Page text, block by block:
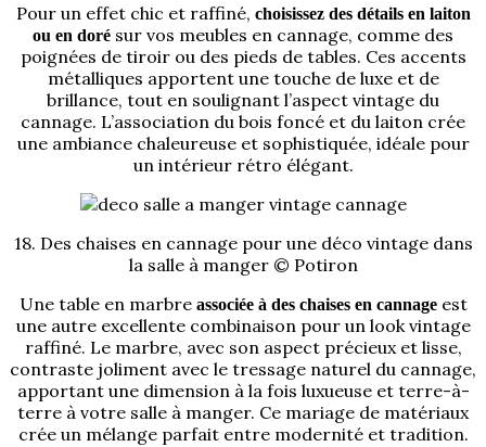
Pour un effet chic et raffiné, choisissez des détails en laiton
ou en doré sur vos meubles en cannage, comme des
poignées de tiroir ou des pieds de tables. Ces accents
métalliques apportent une touche de luxe et de
brillance, tout en soulignant l’aspect vintage du
cannage. L’association du bois foncé et du laiton crée
une ambiance chaleureuse et sophistiquée, idéale pour
un intérieur rétro élégant.
18. Des chaises en cannage pour une déco vintage dans
la salle à manger © Potiron
Une table en marbre associée à des chaises en cannageest
une autre excellente combinaison pour un look vintage
raffiné. Le marbre, avec son aspect précieux et lisse,
contraste joliment avec le tressage naturel du cannage,
apportant une dimension à la fois luxueuse et terre-à-
terre à votre salle à manger. Ce mariage de matériaux
crée un mélange parfait entre modernité et tradition.